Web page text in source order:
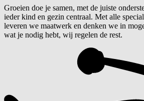
Groeien doe je samen, met de juiste
ieder kind en gezin centraal. Met alle
leveren we maatwerk en denken we in
wat je nodig hebt, wij regelen de rest.